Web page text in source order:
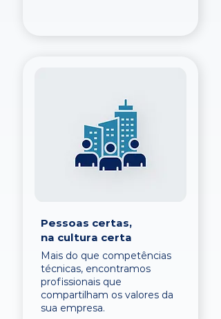
Pessoas certas,
na cultura certa
Mais do que competências
técnicas, encontramos
profissionais que
compartilham os valores da
sua empresa.